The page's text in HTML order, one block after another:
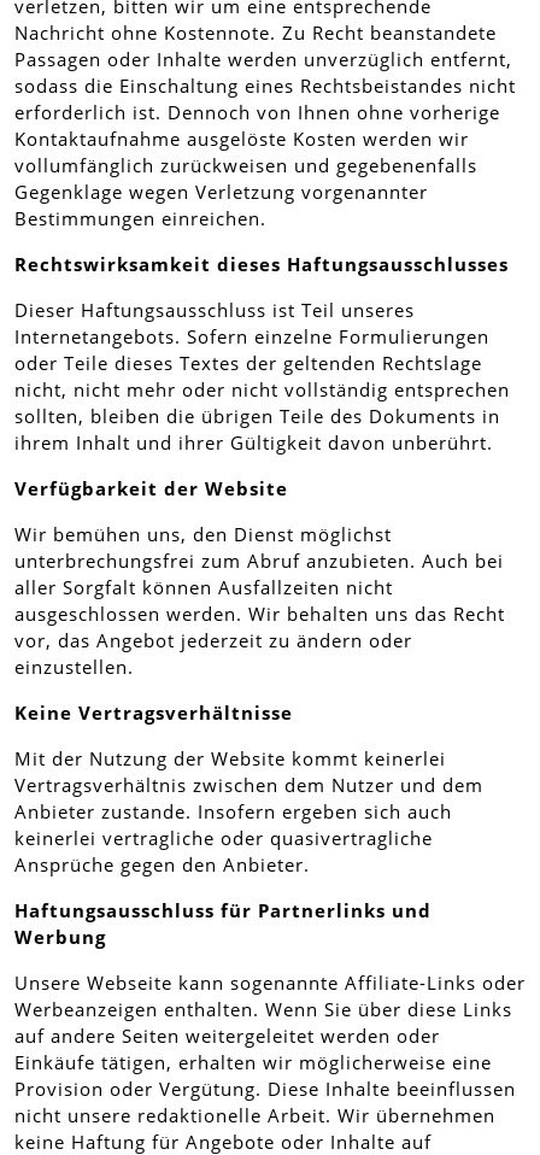
verletzen, bitten wir um eine entsprechende
Nachricht ohne Kostennote. Zu Recht beanstandete
Passagen oder Inhalte werden unverzüglich entfernt,
sodass die Einschaltung eines Rechtsbeistandes nicht
erforderlich ist. Dennoch von Ihnen ohne vorherige
Kontaktaufnahme ausgelöste Kosten werden wir
vollumfänglich zurückweisen und gegebenenfalls
Gegenklage wegen Verletzung vorgenannter
Bestimmungen einreichen.
Rechtswirksamkeit dieses Haftungsausschlusses
Dieser Haftungsausschluss ist Teil unseres
Internetangebots. Sofern einzelne Formulierungen
oder Teile dieses Textes der geltenden Rechtslage
nicht, nicht mehr oder nicht vollständig entsprechen
sollten, bleiben die übrigen Teile des Dokuments in
ihrem Inhalt und ihrer Gültigkeit davon unberührt.
Verfügbarkeit der Website
Wir bemühen uns, den Dienst möglichst
unterbrechungsfrei zum Abruf anzubieten. Auch bei
aller Sorgfalt können Ausfallzeiten nicht
ausgeschlossen werden. Wir behalten uns das Recht
vor, das Angebot jederzeit zu ändern oder
einzustellen.
Keine Vertragsverhältnisse
Mit der Nutzung der Website kommt keinerlei
Vertragsverhältnis zwischen dem Nutzer und dem
Anbieter zustande. Insofern ergeben sich auch
keinerlei vertragliche oder quasivertragliche
Ansprüche gegen den Anbieter.
Haftungsausschluss für Partnerlinks und
Werbung
Unsere Webseite kann sogenannte Affiliate-Links oder
Werbeanzeigen enthalten. Wenn Sie über diese Links
auf andere Seiten weitergeleitet werden oder
Einkäufe tätigen, erhalten wir möglicherweise eine
Provision oder Vergütung. Diese Inhalte beeinflussen
nicht unsere redaktionelle Arbeit. Wir übernehmen
keine Haftung für Angebote oder Inhalte auf